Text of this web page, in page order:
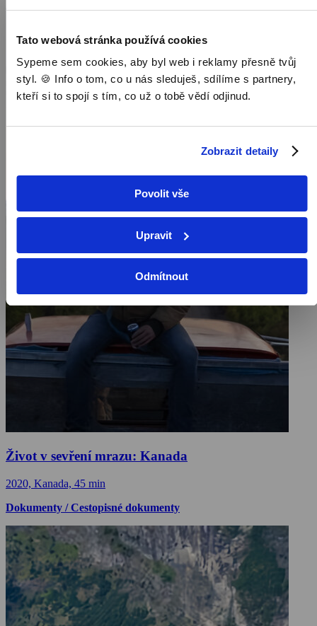
Tato webová stránka používá cookies
Sypeme sem cookies, aby byl web i reklamy přesně tvůj
styl. 🍪 Info o tom, co u nás sleduješ, sdílíme s partnery,
kteří si to spojí s tím, co už o tobě vědí odjinud.
Zobrazit detaily
Povolit vše
Upravit
Odmítnout
Život v sevření mrazu: Kanada
2020, Kanada, 45 min
Dokumenty / Cestopisné dokumenty